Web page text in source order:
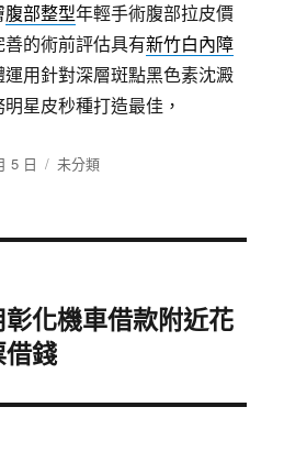
腹部整型年輕手術腹部拉皮價
的術前評估具有新竹白內障
用針對深層斑點黑色素沈澱
星皮秒種打造最佳，
5 日
分
未分類
化機車借款附近花
錢